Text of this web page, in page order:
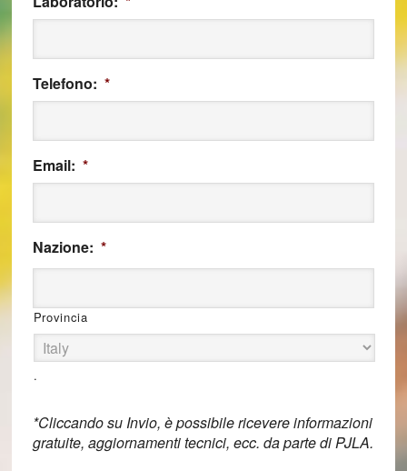
Telefono: *
Email: *
Nazione: *
Provincia
.
*Cliccando su Invio, è possibile ricevere informazioni
gratuite, aggiornamenti tecnici, ecc. da parte di PJLA.